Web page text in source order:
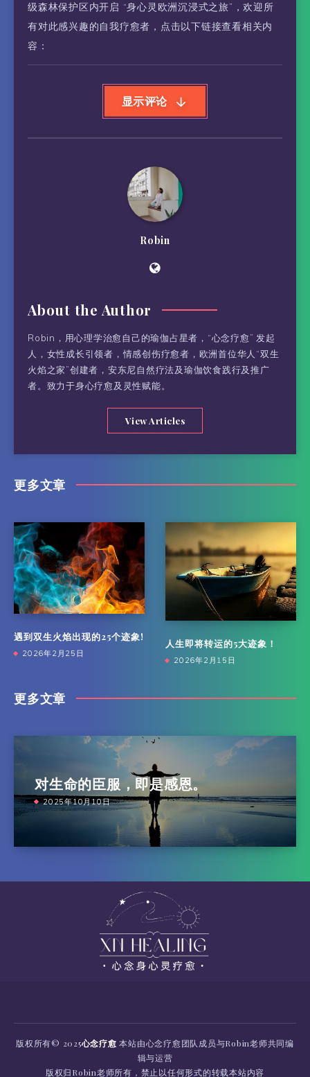
级森林保护区内开启 “身心灵欧洲沉浸式之旅”，欢迎所
有对此感兴趣的自我疗愈者，点击以下链接查看相关内
容：
显示评论
Robin
About the Author
Robin，用心理学治愈自己的瑜伽占星者，“心念疗愈” 发起
人，女性成长引领者，情感创伤疗愈者，欧洲首位华人“双生
火焰之家”创建者，安东尼自然疗法及瑜伽饮食践行及推广
者。致力于身心疗愈及灵性赋能。
View Articles
更多文章
遇到双生火焰出现的25个迹象!
2026年2月25日
人生即将转运的5大迹象！
2026年2月15日
更多文章
对生命的臣服，即是感恩。
2025年10月10日
版权所有© 2025心念疗愈 本站由心念疗愈团队成员与Robin老师共同编
辑与运营
版权归Robin老师所有，禁止以任何形式的转载本站内容